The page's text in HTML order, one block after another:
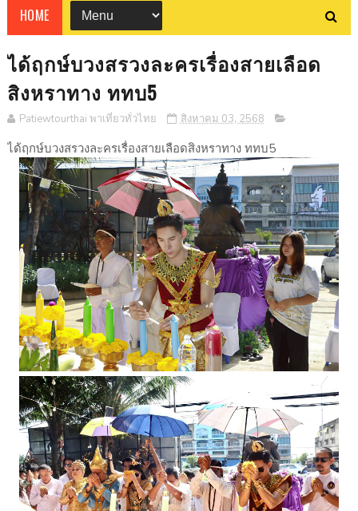
HOME
ได้ฤกษ์บวงสรวงละครเรื่องสายเลือด
สิงหราทาง ททบ5
Patiewtourthai พาเที่ยวทั่วไทย สิงหาคม 03, 2568
ได้ฤกษ์บวงสรวงละครเรื่องสายเลือดสิงหราทาง ททบ5